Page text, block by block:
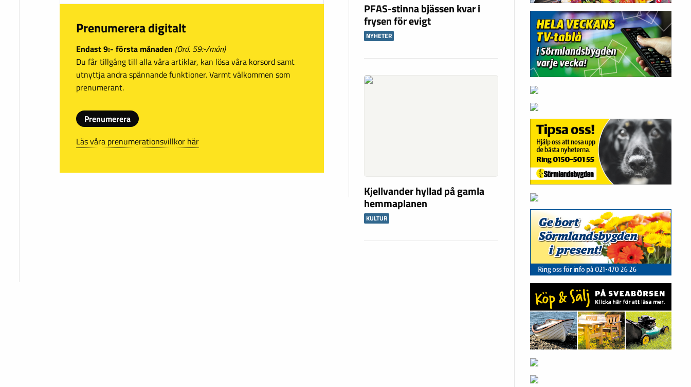
Prenumerera digitalt
Endast 9:- första månaden (Ord. 59:-/mån)
Du får tillgång till alla våra artiklar, kan lösa våra korsord samt
utnyttja andra spännande funktioner. Varmt välkommen som
prenumerant.
Prenumerera
Läs våra prenumerationsvillkor här
PFAS-stinna bjässen kvar i
frysen för evigt
NYHETER
Kjellvander hyllad på gamla
hemmaplanen
KULTUR